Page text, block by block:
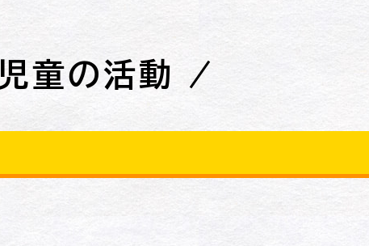
児童の活動